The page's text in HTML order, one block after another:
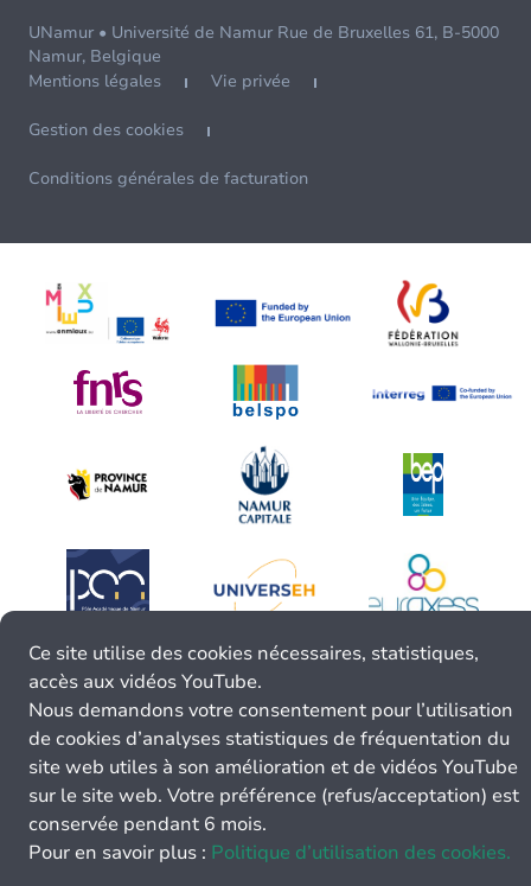
UNamur • Université de Namur Rue de Bruxelles 61, B-5000
Namur, Belgique
Mentions légales
Vie privée
Gestion des cookies
Conditions générales de facturation
Ce site utilise des cookies nécessaires, statistiques,
accès aux vidéos YouTube.
Nous demandons votre consentement pour l’utilisation
de cookies d’analyses statistiques de fréquentation du
site web utiles à son amélioration et de vidéos YouTube
sur le site web. Votre préférence (refus/acceptation) est
conservée pendant 6 mois.
Pour en savoir plus : Politique d’utilisation des cookies.